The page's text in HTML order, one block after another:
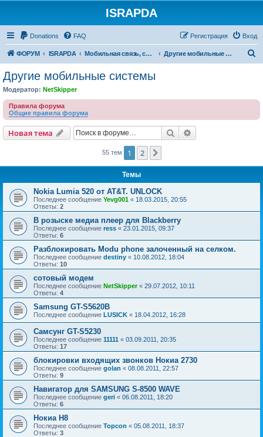
ISRAPDA
Donations FAQ Вход
Регистрация
ФОРУМ ISRAPDA Мобильная связь, сети и ТВ Другие мобильные системы
Другие мобильные системы
Модератор: NetSkipper
Правила форума
Общие правила форума
Новая тема
Новаятема Поиск
55 тем 1 2
Темы
Nokia Lumia 520 от AT&T. UNLOCK
Последнее сообщение Yevg001 « 18.03.2015, 20:55
Ответы: 2
В розыске медиа плеер для Blackberry
Последнее сообщение ress « 23.01.2015, 09:37
Ответы: 6
Разблокировать Modu phone залоченный на селком.
Последнее сообщение destiny « 10.08.2012, 18:04
Ответы: 10
сотовый модем
Последнее сообщение NetSkipper« 29.07.2012, 10:11
Ответы: 4
Samsung GT-S5620B
Последнее сообщение LUSICK « 18.04.2012, 16:28
Самсунг GT-S5230
Последнее сообщение 11111 « 03.09.2011, 20:35
Ответы: 17
блокировки входящих звонков Нокиа 2730
Последнее сообщение golan « 08.08.2011, 22:57
Ответы: 9
Навигатор для SAMSUNG S-8500 WAVE
Последнее сообщение geri « 06.08.2011, 18:20
Ответы: 6
Нокиа Н8
Последнее сообщение Topcon « 05.08.2011, 18:37
Ответы: 3